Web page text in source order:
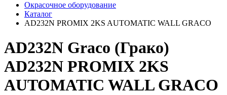
Окрасочное оборудование
Каталог
AD232N PROMIX 2KS AUTOMATIC WALL GRACO
AD232N Graco (Грако)
AD232N PROMIX 2KS
AUTOMATIC WALL GRACO